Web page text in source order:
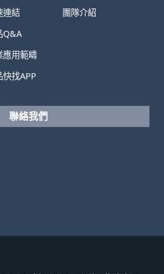
連結
Q&A
應用範疇
快找APP
團隊介紹
聯絡我們